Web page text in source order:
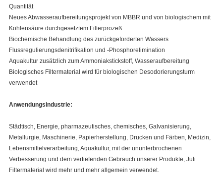
Quantität
Neues Abwasseraufbereitungsprojekt von MBBR und von biologischem mit
Kohlensäure durchgesetztem Filterprozeß
Biochemische Behandlung des zurückgeforderten Wassers
Flussregulierungsdenitrifikation und -Phosphorelimination
Aquakultur zusätzlich zum Ammoniakstickstoff, Wasseraufbereitung
Biologisches Filtermaterial wird für biologischen Desodorierungsturm
verwendet
Anwendungsindustrie:
Städtisch, Energie, pharmazeutisches, chemisches, Galvanisierung,
Metallurgie, Maschinerie, Papierherstellung, Drucken und Färben, Medizin,
Lebensmittelverarbeitung, Aquakultur, mit der ununterbrochenen
Verbesserung und dem vertiefenden Gebrauch unserer Produkte, Juli
Filtermaterial wird mehr und mehr allgemein verwendet.